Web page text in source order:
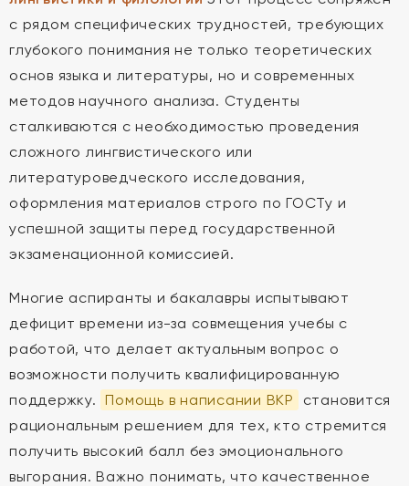
с рядом специфических трудностей, требующих
глубокого понимания не только теоретических
основ языка и литературы, но и современных
методов научного анализа. Студенты
сталкиваются с необходимостью проведения
сложного лингвистического или
литературоведческого исследования,
оформления материалов строго по ГОСТу и
успешной защиты перед государственной
экзаменационной комиссией.
Многие аспиранты и бакалавры испытывают
дефицит времени из-за совмещения учебы с
работой, что делает актуальным вопрос о
возможности получить квалифицированную
поддержку. Помощь в написании ВКР
становится
рациональным решением для тех, кто стремится
получить высокий балл без эмоционального
выгорания. Важно понимать, что качественное